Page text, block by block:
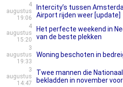
4
augustus
19:06
Intercity’s tussen
Airport rijden weer [update]
4
augustus
15:20
Het perfecte weekend in
van de beste plekken
3
augustus
19:33
Woning beschoten in
3
augustus
14:47
Twee mannen die
bekladden in november